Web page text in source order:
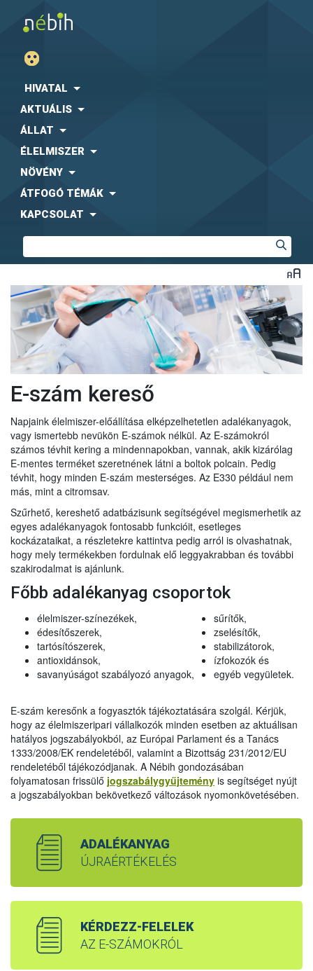
HIVATAL
AKTUÁLIS
ÁLLAT
ÉLELMISZER
NÖVÉNY
ÁTFOGÓ TÉMÁK
KAPCSOLAT
E-szám kereső
Napjaink élelmiszer-előállítása elképzelhetetlen adalékanyagok,
vagy ismertebb nevükön E-számok nélkül. Az E-számokról
számos tévhit kering a mindennapokban, vannak, akik kizárólag
E-mentes terméket szeretnének látni a boltok polcain. Pedig
tévhit, hogy minden E-szám mesterséges. Az E330 például nem
más, mint a citromsav.
Szűrhető, kereshető adatbázisunk segítségével megismerhetik az
egyes adalékanyagok fontosabb funkcióit, esetleges
kockázataikat, a részletekre kattintva pedig arról is olvashatnak,
hogy mely termékekben fordulnak elő leggyakrabban és további
szakirodalmat is ajánlunk.
Főbb adalékanyag csoportok
élelmiszer-színezékek,
édesítőszerek,
tartósítószerek,
antioxidánsok,
savanyúságot szabályozó anyagok,
sűrítők,
zselésítők,
stabilizátorok,
ízfokozók és
egyéb vegyületek.
E-szám keresőnk a fogyasztók tájékoztatására szolgál. Kérjük,
hogy az élelmiszeripari vállalkozók minden esetben az aktuálisan
hatályos jogszabályokból, az Európai Parlament és a Tanács
1333/2008/EK rendeletéből, valamint a Bizottság 231/2012/EU
rendeletéből tájékozódjanak. A Nébih gondozásában
folyamatosan frissülő jogszabálygyűjtemény is segítséget nyújt
a jogszabályokban bekövetkező változások nyomonkövetésében.
ADALÉKANYAG
ÚJRAÉRTÉKELÉS
KÉRDEZZ-FELELEK
AZ E-SZÁMOKRÓL